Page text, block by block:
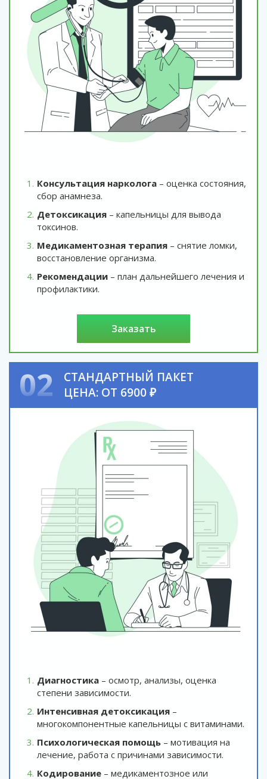
Консультация нарколога – оценка состояния,
сбор анамнеза.
Детоксикация – капельницы для вывода
токсинов.
Медикаментозная терапия – снятие ломки,
восстановление организма.
Рекомендации – план дальнейшего лечения и
профилактики.
заказать
02
СТАНДАРТНЫЙ ПАКЕТ
ЦЕНА: ОТ 6900 ₽
Диагностика – осмотр, анализы, оценка
степени зависимости.
Интенсивная детоксикация –
многокомпонентные капельницы с витаминами.
Психологическая помощь – мотивация на
лечение, работа с причинами зависимости.
Кодирование – медикаментозное или